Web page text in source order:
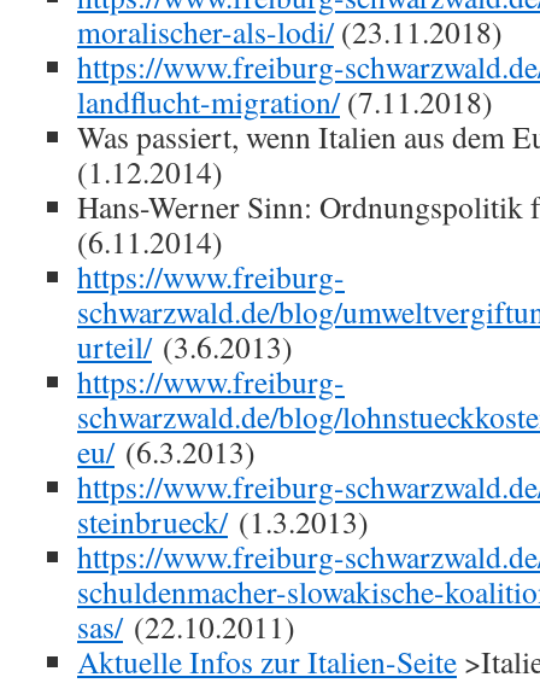
moralischer-als-lodi/(23.11.2018)
https://www.freiburg-
landflucht-migration/(7.11.2018)
Was passiert, wenn Italien aus dem
(1.12.2014)
Hans-Werner Sinn:
(6.11.2014)
https://www.freiburg-
schwarzwald.de/blog/
urteil/(3.6.2013)
https://www.freiburg-
schwarzwald.de/blog/
eu/(6.3.2013)
https://www.freiburg-
steinbrueck/(1.3.2013)
https://www.freiburg-
schuldenmacher-slowakische-
sas/(22.10.2011)
Aktuelle Infos zur Italien-Seite